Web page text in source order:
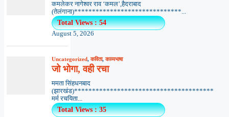
कमलेकर नागेश्वर राव ‘कमल’,हैदराबाद
(तेलंगाना)******************************...
Total Views : 54
August 5, 2026
Uncategorized,कविता,काव्यभाषा
जो भोगा, वही रचा
ममता सिंहधनबाद
(झारखंड)***************************************
मर्म रचयिता...
Total Views : 35